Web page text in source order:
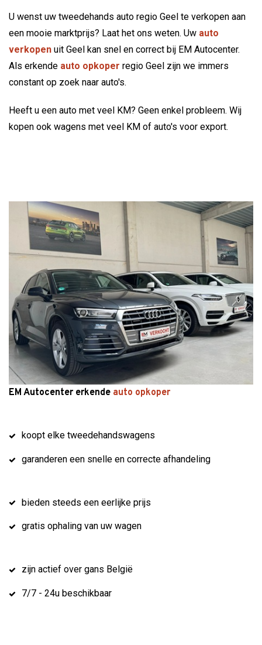
U wenst uw tweedehands auto regio Geel te verkopen aan
een mooie marktprijs? Laat het ons weten. Uw auto
verkopen uit Geel kan snel en correct bij EM Autocenter.
Als erkende auto opkoper regio Geel zijn we immers
constant op zoek naar auto's.
Heeft u een auto met veel KM? Geen enkel probleem. Wij
kopen ook wagens met veel KM of auto's voor export.
EM Autocenter erkende auto opkoper
koopt elke tweedehandswagens
garanderen een snelle en correcte afhandeling
bieden steeds een eerlijke prijs
gratis ophaling van uw wagen
zijn actief over gans België
7/7 - 24u beschikbaar